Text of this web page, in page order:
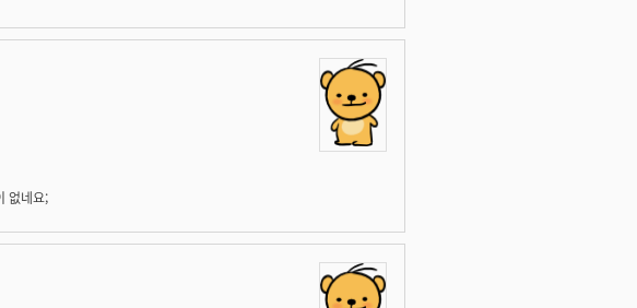
없네요;